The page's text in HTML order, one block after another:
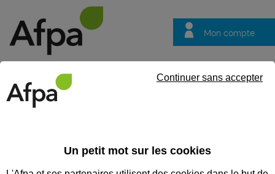
Mon compte
questions
Témoignage
Un petit mot sur les cookies
Continuer sans accepter